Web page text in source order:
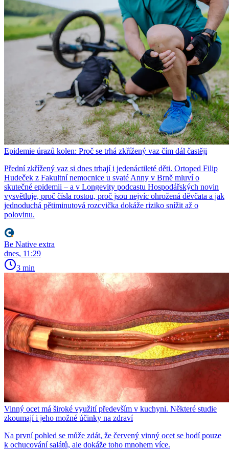
Epidemie úrazů kolen: Proč se trhá zkřížený vaz čím dál častěji
Přední zkřížený vaz si dnes trhají i jedenáctileté děti. Ortoped Filip
Hudeček z Fakultní nemocnice u svaté Anny v Brně mluví o
skutečné epidemii – a v Longevity podcastu Hospodářských novin
vysvětluje, proč čísla rostou, proč jsou nejvíc ohrožená děvčata a jak
jednoduchá pětiminutová rozcvička dokáže riziko snížit až o
polovinu.
Be Native extra
dnes, 11:29
3 min
Vinný ocet má široké využití především v kuchyni. Některé studie
zkoumají i jeho možné účinky na zdraví
Na první pohled se může zdát, že červený vinný ocet se hodí pouze
k ochucování salátů, ale dokáže toho mnohem více.